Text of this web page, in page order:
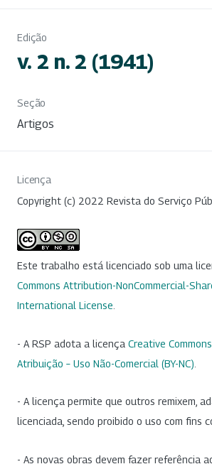
Edição
v. 2 n. 2 (1941)
Seção
Artigos
Licença
Copyright (c) 2022 Revista do Serviço
Este trabalho está licenciado sob uma
Commons Attribution-NonCommercial-
International License
- A RSP adota a licença Creative
Atribuição – Uso Não-Comercial (BY-NC)
- A licença permite que outros remixem,
licenciada, sendo proibido o uso com fins
- As novas obras devem fazer referência